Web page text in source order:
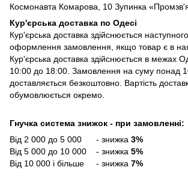
Космонавта Комарова, 10 Зупинка
Кур'єрська доставка по Одесі
Кур'єрська доставка здійснюється
оформлення замовлення, якщо товар є в
Кур'єрська доставка здійснюється в межах
10:00 до 18:00. Замовлення на суму понад
доставляється безкоштовно. Вартість
обумовлюється окремо.
Гнучка система знижок - при замовленні:
Від 2 000 до 5 000 - знижка 3%
Від 5 000 до 10 000 - знижка 5%
Від 10 000 і більше - знижка 7%